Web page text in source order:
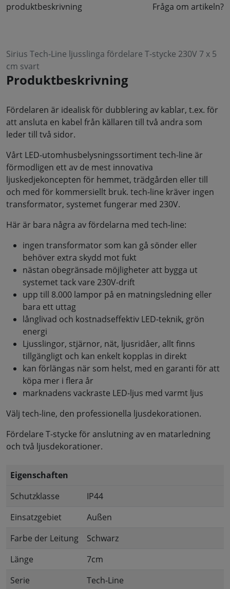
produktbeskrivning Fråga om artikeln?
Sirius Tech-Line ljusslinga fördelare T-stycke 230V 7 x 5
cm svart
Produktbeskrivning
Fördelaren är idealisk för dubblering av kablar, t.ex. för
att ansluta en kabel från källaren till två andra som
leder till två sidor.
Vårt LED-utomhusbelysningssortiment tech-line är
förmodligen ett av de mest innovativa
ljuskedjekoncepten för hemmet, trädgården eller till
och med för kommersiellt bruk. tech-line kräver ingen
transformator, systemet fungerar med 230V.
Här är bara några av fördelarna med tech-line:
ingen transformator som kan gå sönder eller
behöver extra skydd mot fukt
nästan obegränsade möjligheter att bygga ut
systemet tack vare 230V-drift
upp till 8.000 lampor på en matningsledning eller
bara ett uttag
långlivad och kostnadseffektiv LED-teknik, grön
energi
Ljusslingor, stjärnor, nät, ljusridåer, allt finns
tillgängligt och kan enkelt kopplas in direkt
kan förlängas när som helst, med en garanti för att
köpa mer i flera år
marknadens vackraste LED-ljus med varmt ljus
Välj tech-line, den professionella ljusdekorationen.
Fördelare T-stycke för anslutning av en matarledning
och två ljusdekorationer.
Eigenschaften
Schutzklasse
IP44
Einsatzgebiet
Außen
Farbe der Leitung
Schwarz
Länge
7cm
Serie
Tech-Line